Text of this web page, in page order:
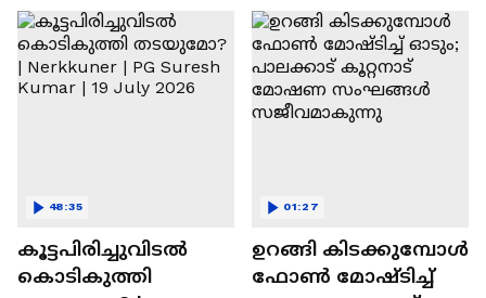
കൂട്ടപിരിച്ചുവിടൽ
കൊടികുത്തി
48:35
ഉറങ്ങി കിടക്കുമ്പോൾ
ഫോൺ മോഷ്ടിച്ച്
01:27